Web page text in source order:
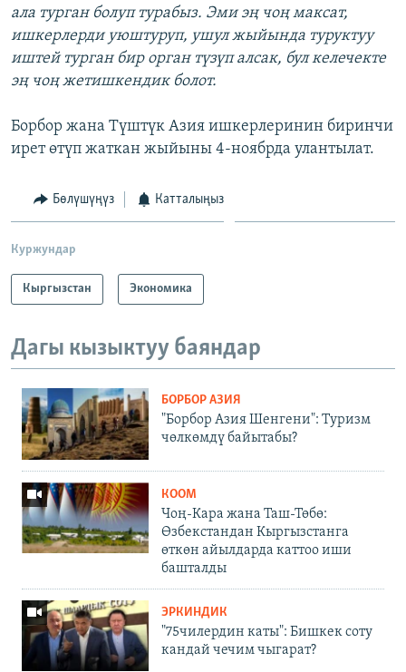
ала турган болуп турабыз. Эми эң чоң максат,
ишкерлерди уюштуруп, ушул жыйында туруктуу
иштей турган бир орган түзүп алсак, бул келечекте
эң чоң жетишкендик болот.
Борбор жана Түштүк Азия ишкерлеринин биринчи
ирет өтүп жаткан жыйыны 4-ноябрда улантылат.
Бөлүшүңүз Катталыңыз
Куржундар
Кыргызстан Экономика
Дагы кызыктуу баяндар
БОРБОР АЗИЯ
"Борбор Азия Шенгени": Туризм
чөлкөмдү байытабы?
КООМ
Чоң-Кара жана Таш-Төбө:
Өзбекстандан Кыргызстанга
өткөн айылдарда каттоо иши
башталды
ЭРКИНДИК
"75чилердин каты": Бишкек соту
кандай чечим чыгарат?